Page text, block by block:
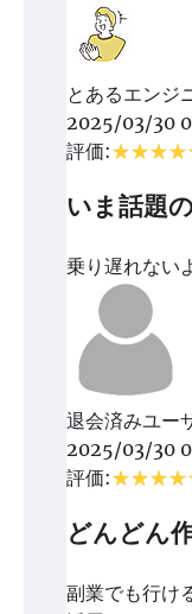
とあるエンジ
2025/03/30
評価:
いま話題
乗り遅れない
退会済みユー
2025/03/30
評価:
どんどん
副業でも行け